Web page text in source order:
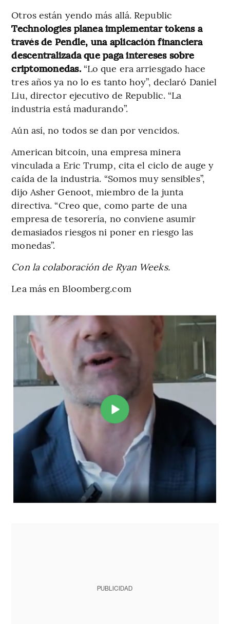
Otros están yendo más allá. Republic
Technologies planea implementar tokens a
través de Pendle, una aplicación financiera
descentralizada que paga intereses sobre
criptomonedas.“Lo que era arriesgado hace
tres años ya no lo es tanto hoy”, declaró Daniel
Liu, director ejecutivo de Republic. “La
industria está madurando”.
Aún así, no todos se dan por vencidos.
American bitcoin, una empresa minera
vinculada a Eric Trump, cita el ciclo de auge y
caída de la industria. “Somos muy sensibles”,
dijo Asher Genoot, miembro de la junta
directiva. “Creo que, como parte de una
empresa de tesorería, no conviene asumir
demasiados riesgos ni poner en riesgo las
monedas”.
Con la colaboración de Ryan Weeks.
Lea más en Bloomberg.com
PUBLICIDAD